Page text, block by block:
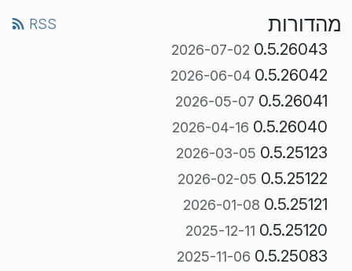
מהדורות RSS
0.5.26043
2026-07-02
0.5.26042
2026-06-04
0.5.26041
2026-05-07
0.5.26040
2026-04-16
0.5.25123
2026-03-05
0.5.25122
2026-02-05
0.5.25121
2026-01-08
0.5.25120
2025-12-11
0.5.25083
2025-11-06